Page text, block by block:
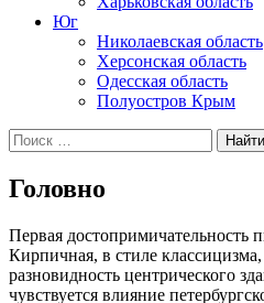
Юг
Николаевская область
Херсонская область
Одесская область
Полуостров Крым
Искать:
Головно
Первая достопримичательность
Кирпичная, в стиле классицизма,
разновидность центрического
чувствуется влияние